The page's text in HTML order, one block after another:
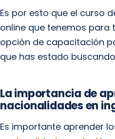
Es por esto que el curso
online que tenemos para
opción de capacitación
que has estado
La importancia de
nacionalidades en
Es importante aprender